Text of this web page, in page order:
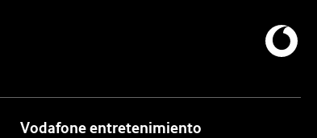
Vodafone entretenimiento